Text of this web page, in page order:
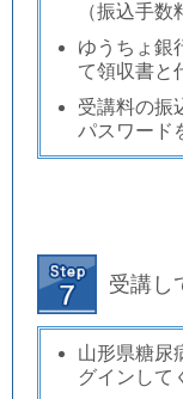
（振込手
ゆうちょ銀
て領収書と
受講料の振
パスワード
受講し
山形県糖尿
グインして